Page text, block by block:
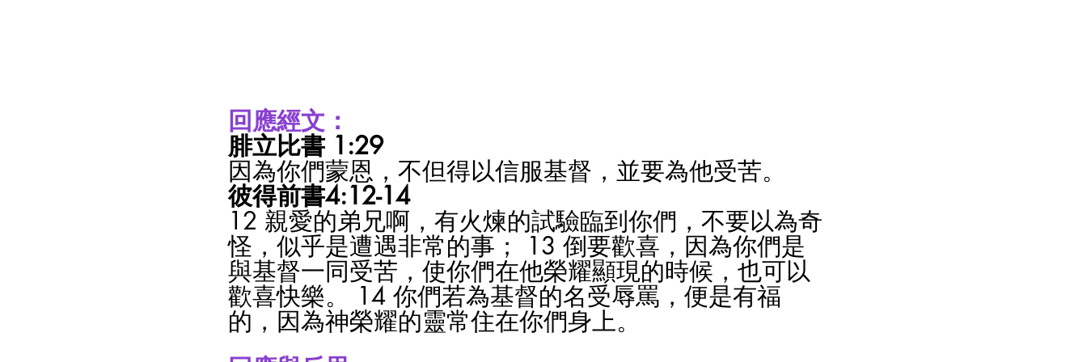
回應經文：
腓立比書 1:29
因為你們蒙恩，不但得以信服基督，並要為他受苦。
彼得前書4:12-14
12 親愛的弟兄啊，有火煉的試驗臨到你們，不要以為奇
怪，似乎是遭遇非常的事； 13 倒要歡喜，因為你們是
與基督一同受苦，使你們在他榮耀顯現的時候，也可以
歡喜快樂。 14 你們若為基督的名受辱罵，便是有福
的，因為神榮耀的靈常住在你們身上。